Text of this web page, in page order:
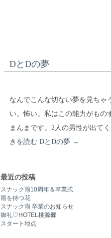
DとDの夢
なんでこんな切ない夢を見ちゃ
い。怖い。私はこの能力がもの
まんまです。2人の男性が出て
きを読む DとDの夢 →
最近の投稿
スナック雨10周年＆卒業式
雨を待つ花
スナック雨 卒業のお知らせ
御礼♡HOTEL桃源郷
スタート地点